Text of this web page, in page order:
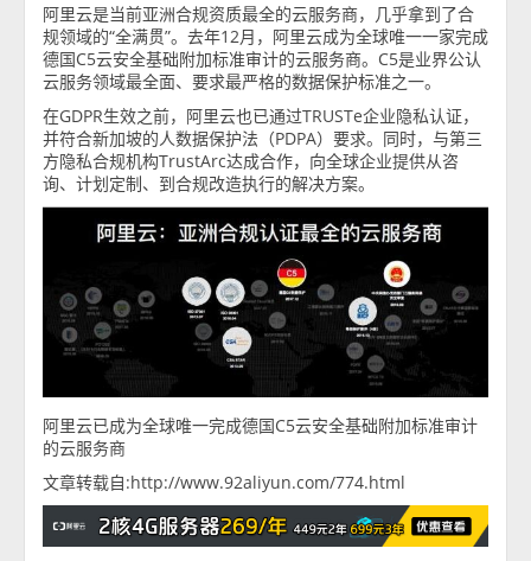
阿里云是当前亚洲合规资质最全的云服务商，几乎拿到了合
规领域的“全满贯”。去年12月，阿里云成为全球唯一一家完成
德国C5云安全基础附加标准审计的云服务商。C5是业界公认
云服务领域最全面、要求最严格的数据保护标准之一。
在GDPR生效之前，阿里云也已通过TRUSTe企业隐私认证，
并符合新加坡的人数据保护法（PDPA）要求。同时，与第三
方隐私合规机构TrustArc达成合作，向全球企业提供从咨
询、计划定制、到合规改造执行的解决方案。
阿里云已成为全球唯一完成德国C5云安全基础附加标准审计
的云服务商
文章转载自:http://www.92aliyun.com/774.html